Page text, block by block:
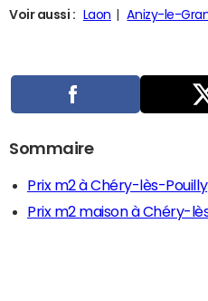
Voir aussi : Laon Anizy-le-
Sommaire
Prix m2 à Chéry-lès-Pouilly
Prix m2 maison à Chéry-